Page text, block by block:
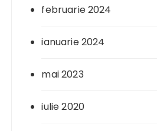
februarie 2024
ianuarie 2024
mai 2023
iulie 2020